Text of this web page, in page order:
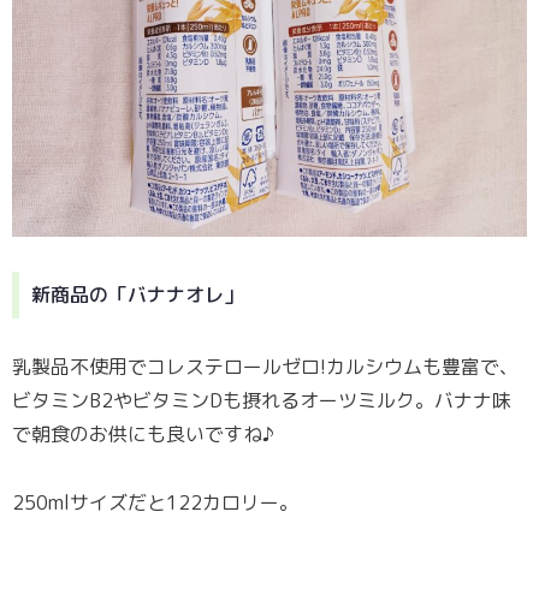
新商品の「バナナオレ」
乳製品不使用でコレステロールゼロ!カルシウムも豊富で、
ビタミンB2やビタミンDも摂れるオーツミルク。バナナ味
で朝食のお供にも良いですね♪
250mlサイズだと122カロリー。